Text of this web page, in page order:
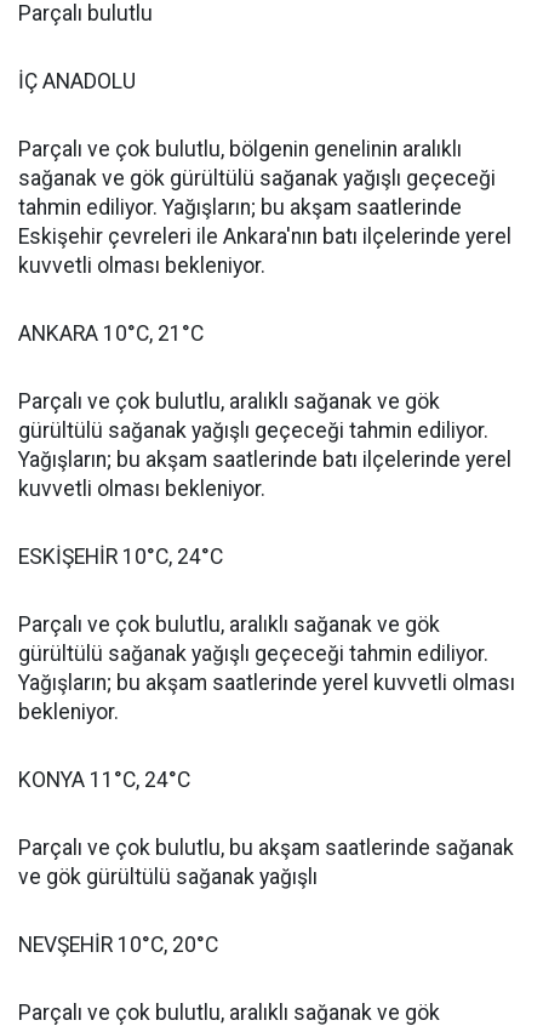
Parçalı bulutlu
İÇ ANADOLU
Parçalı ve çok bulutlu, bölgenin genelinin aralıklı
sağanak ve gök gürültülü sağanak yağışlı geçeceği
tahmin ediliyor. Yağışların; bu akşam saatlerinde
Eskişehir çevreleri ile Ankara'nın batı ilçelerinde yerel
kuvvetli olması bekleniyor.
ANKARA 10°C, 21°C
Parçalı ve çok bulutlu, aralıklı sağanak ve gök
gürültülü sağanak yağışlı geçeceği tahmin ediliyor.
Yağışların; bu akşam saatlerinde batı ilçelerinde yerel
kuvvetli olması bekleniyor.
ESKİŞEHİR 10°C, 24°C
Parçalı ve çok bulutlu, aralıklı sağanak ve gök
gürültülü sağanak yağışlı geçeceği tahmin ediliyor.
Yağışların; bu akşam saatlerinde yerel kuvvetli olması
bekleniyor.
KONYA 11°C, 24°C
Parçalı ve çok bulutlu, bu akşam saatlerinde sağanak
ve gök gürültülü sağanak yağışlı
NEVŞEHİR 10°C, 20°C
Parçalı ve çok bulutlu, aralıklı sağanak ve gök